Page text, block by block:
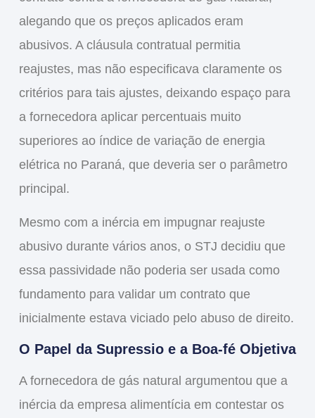
alegando que os preços aplicados eram
abusivos. A cláusula contratual permitia
reajustes, mas não especificava claramente os
critérios para tais ajustes, deixando espaço para
a fornecedora aplicar percentuais muito
superiores ao índice de variação de energia
elétrica no Paraná, que deveria ser o parâmetro
principal.
Mesmo com a inércia em impugnar reajuste
abusivodurante vários anos, o STJ decidiu que
essa passividade não poderia ser usada como
fundamento para validar um contrato que
inicialmente estava viciado pelo abuso de direito.
O Papel da Supressio e a Boa-fé Objetiva
A fornecedora de gás natural argumentou que a
inércia da empresa alimentícia em contestar os